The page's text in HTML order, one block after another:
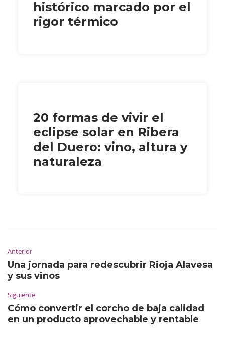
histórico marcado por el
rigor térmico
20 formas de vivir el
eclipse solar en Ribera
del Duero: vino, altura y
naturaleza
Anterior
Una jornada para redescubrir Rioja Alavesa
y sus vinos
Siguiente
Cómo convertir el corcho de baja calidad
en un producto aprovechable y rentable